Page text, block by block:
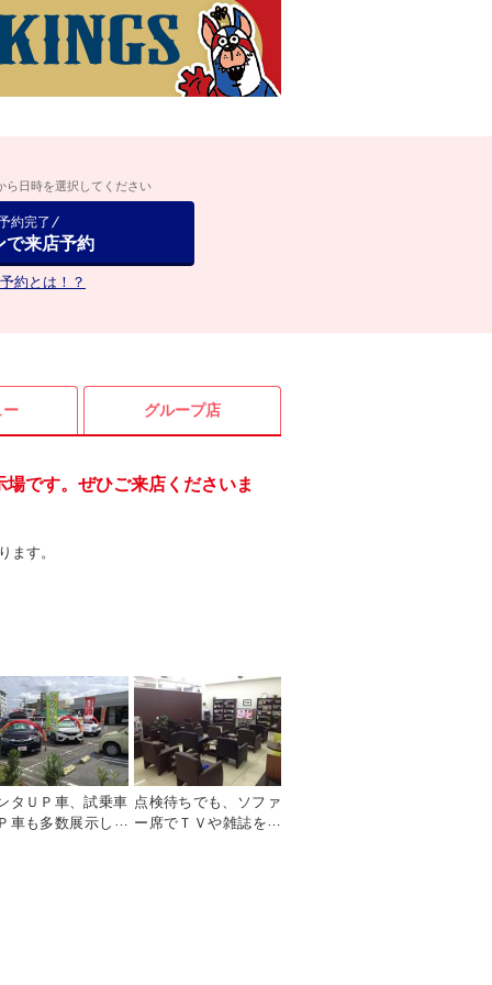
ら日時を選択してください
約完了
で来店予約
約とは！？
ー グループ店
です。ぜひご来店くださいま
ます。
タＵＰ車、試乗車
車も多数展示して
点検待ちでも、ソファ
ー席でＴＶや雑誌を読